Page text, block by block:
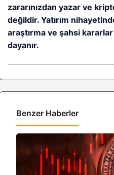
zararınızdan yazar ve
değildir. Yatırım
araştırma ve şahsi
dayanır.
Benzer Haberler